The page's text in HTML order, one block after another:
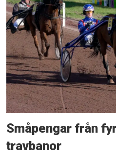
Småpengar från
travbanor